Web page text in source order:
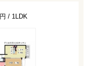
円 / 1LDK